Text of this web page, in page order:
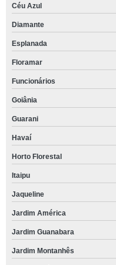
Céu Azul
Diamante
Esplanada
Floramar
Funcionários
Goiânia
Guarani
Havaí
Horto Florestal
Itaipu
Jaqueline
Jardim América
Jardim Guanabara
Jardim Montanhês